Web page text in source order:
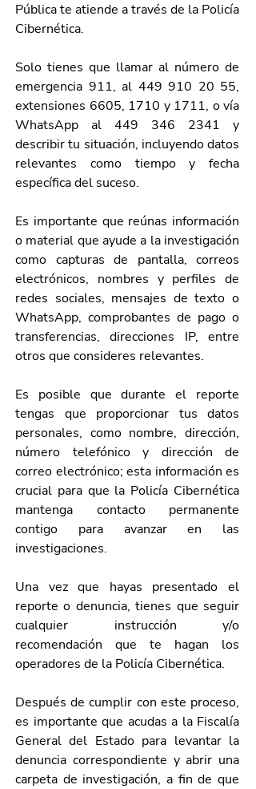
Pública te atiende a través de la Policía
Cibernética.
Solo tienes que llamar al número de
emergencia 911, al 449 910 20 55,
extensiones 6605, 1710 y 1711, o vía
WhatsApp al 449 346 2341 y
describir tu situación, incluyendo datos
relevantes como tiempo y fecha
específica del suceso.
Es importante que reúnas información
o material que ayude a la investigación
como capturas de pantalla, correos
electrónicos, nombres y perfiles de
redes sociales, mensajes de texto o
WhatsApp, comprobantes de pago o
transferencias, direcciones IP, entre
otros que consideres relevantes.
Es posible que durante el reporte
tengas que proporcionar tus datos
personales, como nombre, dirección,
número telefónico y dirección de
correo electrónico; esta información es
crucial para que la Policía Cibernética
mantenga contacto permanente
contigo para avanzar en las
investigaciones.
Una vez que hayas presentado el
reporte o denuncia, tienes que seguir
cualquier instrucción y/o
recomendación que te hagan los
operadores de la Policía Cibernética.
Después de cumplir con este proceso,
es importante que acudas a la Fiscalía
General del Estado para levantar la
denuncia correspondiente y abrir una
carpeta de investigación, a fin de que